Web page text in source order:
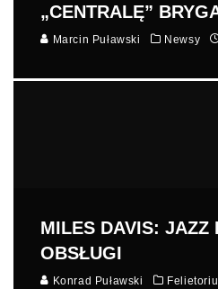
„CENTRALĘ”
Marcin Puławski Newsy
MILES DAVIS: JAZZ
OBSŁUGI
Konrad Puławski